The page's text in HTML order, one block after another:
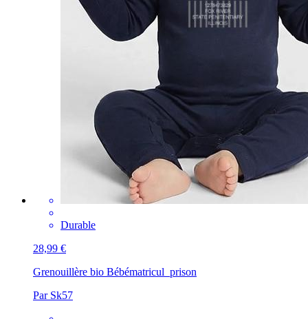
Durable
28,99 €
Grenouillère bio Bébématricul_prison
Par Sk57